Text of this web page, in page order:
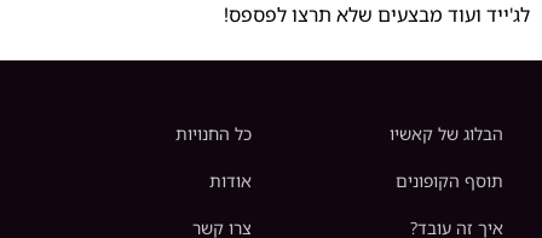
לג'ייד ועוד מבצעים שלא תרצו לפספס!
הבלוג של קאשיו כל החנויות
תוסף הקופונים אודות
איך זה עובד? צרו קשר